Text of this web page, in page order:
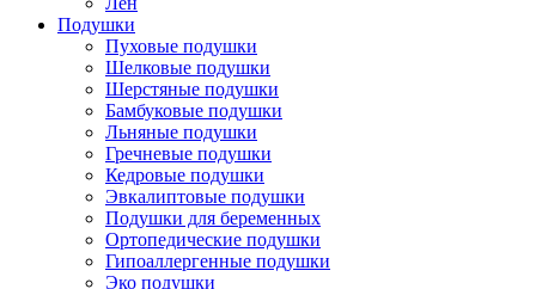
Подушки
Пуховые подушки
Шелковые подушки
Шерстяные подушки
Бамбуковые подушки
Льняные подушки
Гречневые подушки
Кедровые подушки
Эвкалиптовые подушки
Подушки для беременных
Ортопедические подушки
Гипоаллергенные подушки
Эко подушки